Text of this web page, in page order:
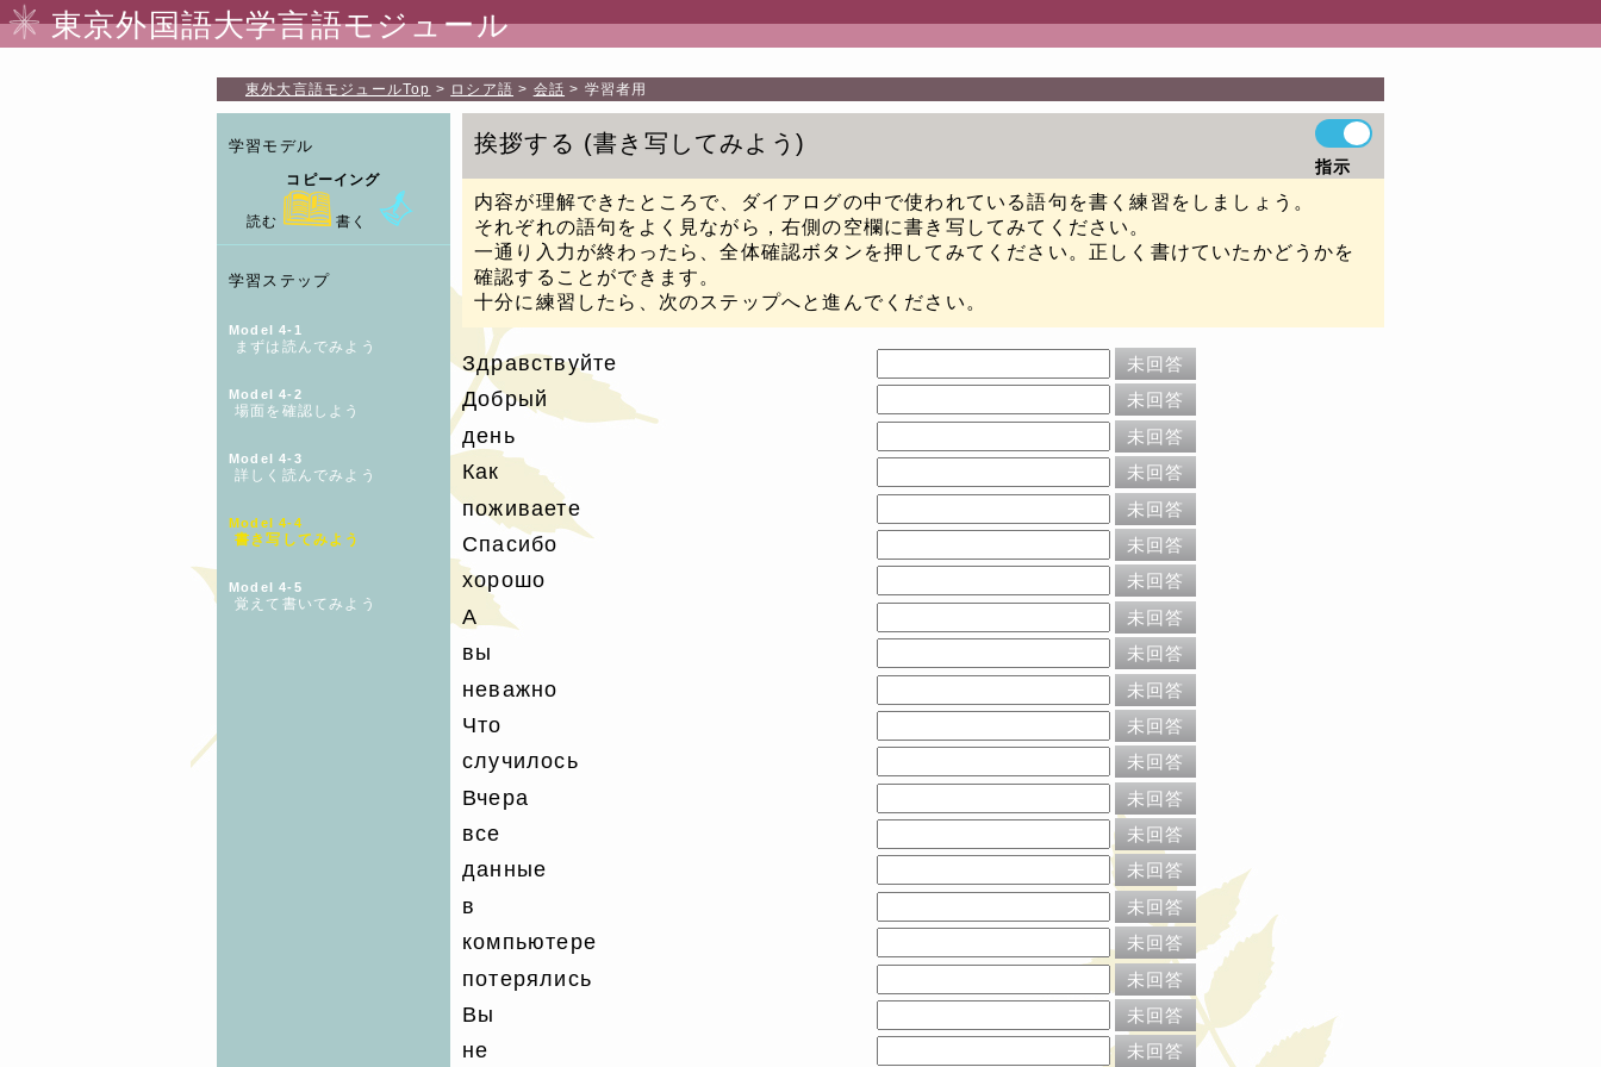
東京外国語大学言語モジュール
東外大言語モジュールTop ロシア語 会話 学習者用
学習モデル
コピーイング
読む 書く
学習ステップ
Model 4-1
まずは読んでみよう
Model 4-2
場面を確認しよう
Model 4-3
詳しく読んでみよう
Model 4-4
書き写してみよう
Model 4-5
覚えて書いてみよう
挨拶する 書き写してみよう
指示
内容が理解できたところで、ダイアログの中で使われている語句を書く練習をしましょう。
それぞれの語句をよく見ながら，右側の空欄に書き写してみてください。
一通り入力が終わったら、全体確認ボタンを押してみてください。正しく書けていたかどうかを
確認することができます。
十分に練習したら、次のステップへと進んでください。
Здравствуйте 未回答
Добрый 未回答
день 未回答
Как 未回答
поживаете 未回答
Спасибо 未回答
хорошо 未回答
А 未回答
вы 未回答
неважно 未回答
Что 未回答
случилось 未回答
Вчера 未回答
все 未回答
данные 未回答
в 未回答
компьютере 未回答
потерялись 未回答
Вы 未回答
не 未回答